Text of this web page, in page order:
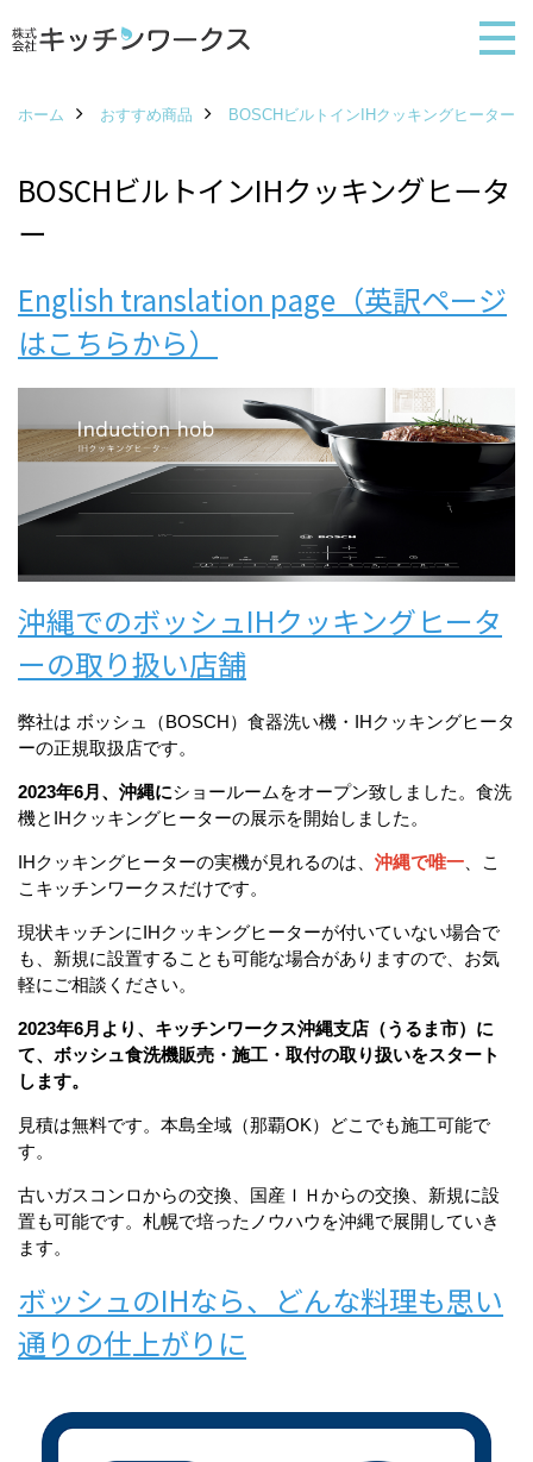
ホーム おすすめ商品 BOSCHビルトインIHクッキングヒーター
BOSCHビルトインIHクッキングヒータ
ー
English translation page（英訳ページ
はこちらから）
沖縄でのボッシュIHクッキングヒータ
ーの取り扱い店舗
弊社は ボッシュ（BOSCH）食器洗い機・IHクッキングヒータ
ーの正規取扱店です。
2023年6月、沖縄にショールームをオープン致しました。食洗
機とIHクッキングヒーターの展示を開始しました。
IHクッキングヒーターの実機が見れるのは、 沖縄で唯一 、こ
こキッチンワークスだけです。
現状キッチンにIHクッキングヒーターが付いていない場合で
も、新規に設置することも可能な場合がありますので、お気
軽にご相談ください。
2023年6月より、キッチンワークス沖縄支店（うるま市）に
て、ボッシュ食洗機販売・施工・取付の取り扱いをスタート
します。
見積は無料です。本島全域（那覇OK）どこでも施工可能で
す。
古いガスコンロからの交換、国産ＩＨからの交換、新規に設
置も可能です。札幌で培ったノウハウを沖縄で展開していき
ます。
ボッシュのIHなら、どんな料理も思い
通りの仕上がりに